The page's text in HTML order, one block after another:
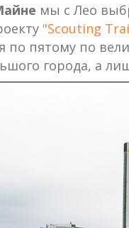
мы с Лео
"Scouting
по пятому по
города, а